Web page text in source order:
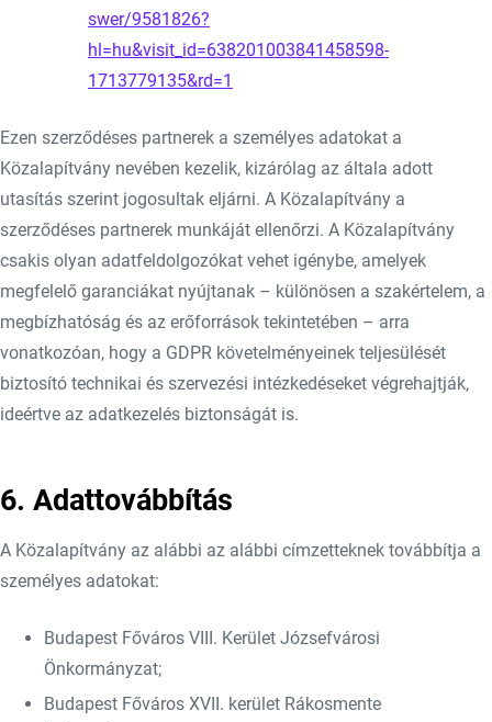
swer/9581826?
hl=hu&visit_id=638201003841458598-
1713779135&rd=1
Ezen szerződéses partnerek a személyes adatokat a
Közalapítvány nevében kezelik, kizárólag az általa adott
utasítás szerint jogosultak eljárni. A Közalapítvány a
szerződéses partnerek munkáját ellenőrzi. A Közalapítvány
csakis olyan adatfeldolgozókat vehet igénybe, amelyek
megfelelő garanciákat nyújtanak – különösen a szakértelem, a
megbízhatóság és az erőforrások tekintetében – arra
vonatkozóan, hogy a GDPR követelményeinek teljesülését
biztosító technikai és szervezési intézkedéseket végrehajtják,
ideértve az adatkezelés biztonságát is.
6. Adattovábbítás
A Közalapítvány az alábbi az alábbi címzetteknek továbbítja a
személyes adatokat:
Budapest Főváros VIII. Kerület Józsefvárosi
Önkormányzat;
Budapest Főváros XVII. kerület Rákosmente